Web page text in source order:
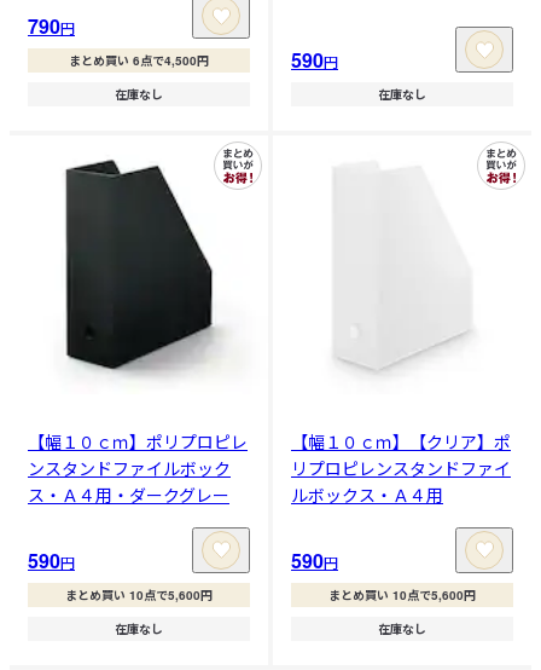
790円
まとめ買い 6点で4,500円
在庫なし
590円
在庫なし
【幅１０ｃｍ】ポリプロピレ
ンスタンドファイルボック
ス・Ａ４用・ダークグレー
590円
まとめ買い 10点で5,600円
在庫なし
【幅１０ｃｍ】【クリア】ポ
リプロピレンスタンドファイ
ルボックス・Ａ４用
590円
まとめ買い 10点で5,600円
在庫なし